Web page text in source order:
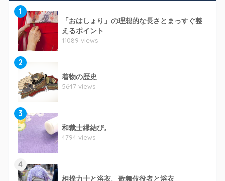
1
「おはしょり」の理想的な長さとまっすぐ整
えるポイント
11089 views
2
着物の歴史
5647 views
3
和裁士縁結び。
4794 views
4
相撲力士と浴衣、歌舞伎役者と浴衣